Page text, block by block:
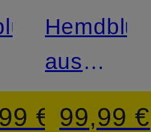
€
LAUREN
aus
Leinen
99,99 €